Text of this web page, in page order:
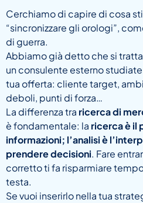
Cerchiamo di capire di cosa
“sincronizzare gli orologi”,
di guerra.
Abbiamo già detto che si
un consulente esterno
tua offerta: cliente target,
deboli, punti di forza…
La differenza tra ricerca di
è fondamentale: la ricerca è il
informazioni; l’analisi è
prendere decisioni. Fare
corretto ti fa risparmiare
testa.
Se vuoi inserirlo nella tua